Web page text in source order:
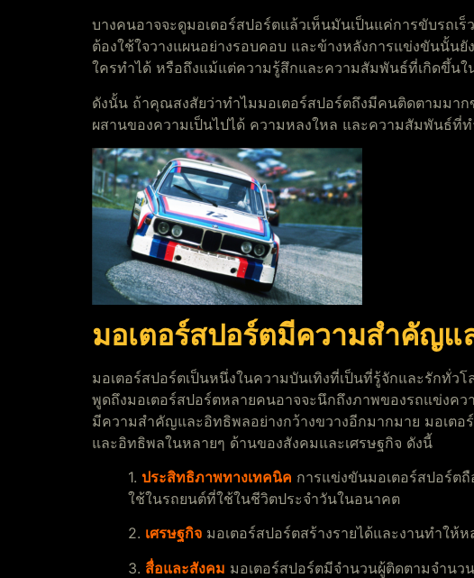
บางคนอาจจะดูมอเตอร์สปอร์ตแล้วเห็นมันเป็นแค่การขับรถ
ต้องใช้ใจวางแผนอย่างรอบคอบ และข้างหลังการแข่งขันนั้นยั
ใครทำได้ หรือถึงแม้แต่ความรู้สึกและความสัมพันธ์ที่เกิดขึ้น
ดังนั้น ถ้าคุณสงสัยว่าทำไมมอเตอร์สปอร์ตถึงมีคนติดตามมา
ผสานของความเป็นไปได้ ความหลงใหล และความสัมพันธ์ที่
มอเตอร์สปอร์ตมีความสำคัญแ
มอเตอร์สปอร์ตเป็นหนึ่งในความบันเทิงที่เป็นที่รู้จักและรักทั่
พูดถึงมอเตอร์สปอร์ตหลายคนอาจจะนึกถึงภาพของรถแข่งคว
มีความสำคัญและอิทธิพลอย่างกว้างขวางอีกมากมาย มอเต
และอิทธิพลในหลายๆ ด้านของสังคมและเศรษฐกิจ ดังนี้
1. ประสิทธิภาพทางเทคนิค การแข่งขันมอเตอร์สปอร์ต
ใช้ในรถยนต์ที่ใช้ในชีวิตประจำวันในอนาคต
2. เศรษฐกิจ มอเตอร์สปอร์ตสร้างรายได้และงานทำให้
3. สื่อและสังคม มอเตอร์สปอร์ตมีจำนวนผู้ติดตามจำนว